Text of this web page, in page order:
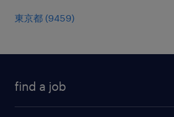
東京都 (9459)
find a job